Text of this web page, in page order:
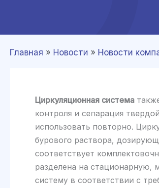
Главная » Новости » Новости
Циркуляционная система
контроля и сепарация
использовать повторно.
бурового раствора,
соответствует
разделена на стационарную,
систему в соответствии с